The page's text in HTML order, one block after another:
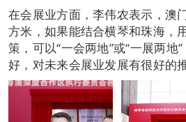
在会展业方面，李伟农表示，澳
方米，如果能结合横琴和珠海，
策，可以“一会两地”或“一展两地
好，对未来会展业发展有很好的